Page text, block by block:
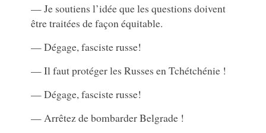
— Je soutiens l’idée que les questions doivent
être traitées de façon équitable.
— Dégage, fasciste russe!
— Il faut protéger les Russes en Tchétchénie !
— Dégage, fasciste russe!
— Arrêtez de bombarder Belgrade !